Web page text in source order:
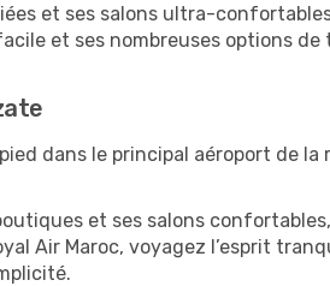
et ses salons ultra-
et ses nombreuses options
dans le principal aéroport de
et ses salons
Air Maroc, voyagez l’esprit